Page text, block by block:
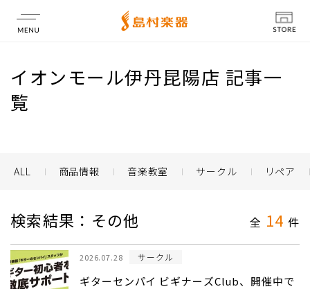
店舗情報
イオンモール伊丹昆陽店 記事一
覧
ALL 商品情報 音楽教室 サークル リペア
検索結果：その他 全 14 件
2026.07.28 サークル
ギターセンパイ ビギナーズClub、開催中で